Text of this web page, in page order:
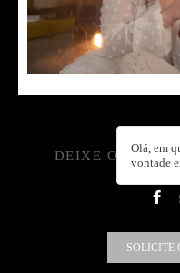
DEIXE O SEU
SOLICITE
Olá, em
vontade